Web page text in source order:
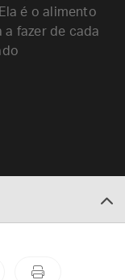
é o alimento
fazer de cada